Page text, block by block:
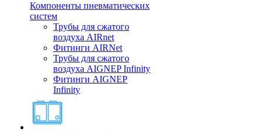
Компоненты пневматических
систем
Трубы для сжатого
воздуха AIRnet
Фитинги AIRNet
Трубы для сжатого
воздуха AIGNEP Infinity
Фитинги AIGNEP
Infinity